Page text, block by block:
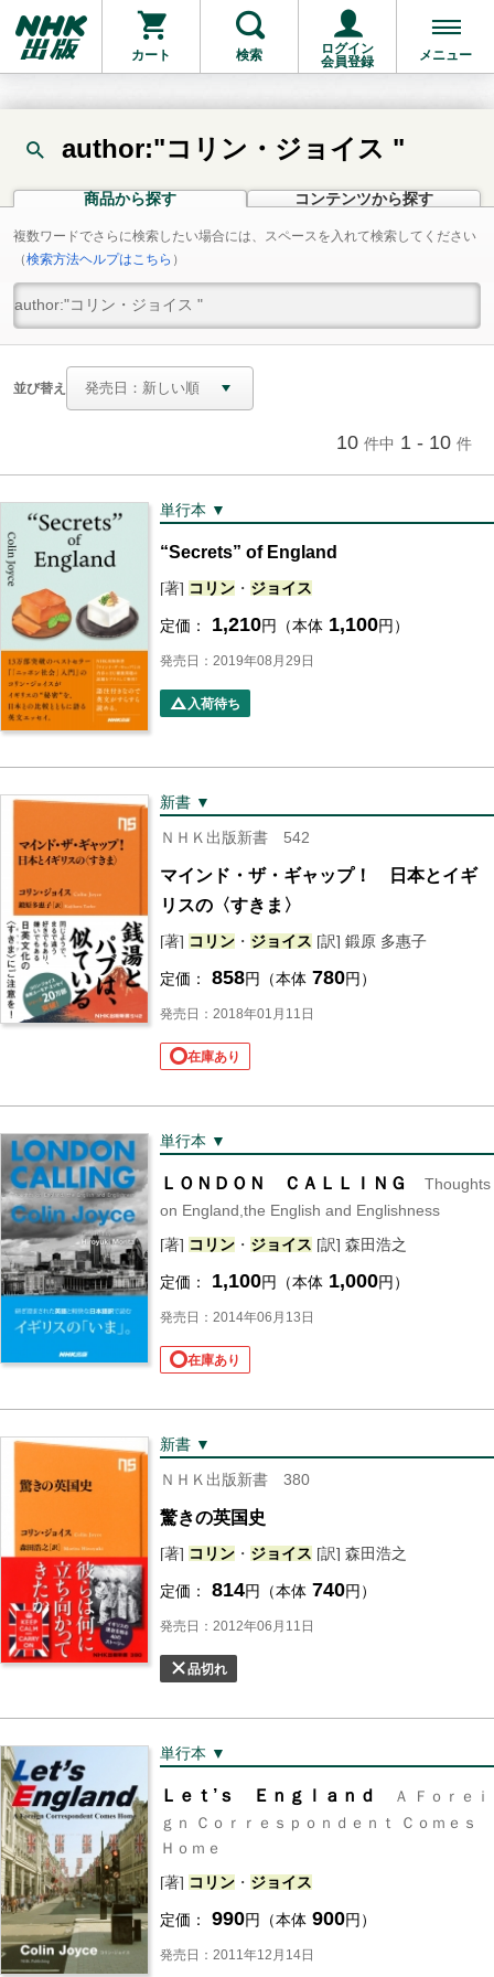
カート 検索
ログイン
会員登録
メニュー
author:"コリン・ジョイス "
商品から探す コンテンツから探す
複数ワードでさらに検索したい場合には、スペースを入れて検索してください
（検索方法ヘルプはこちら ）
並び替え
10 件中 1 - 10 件
単行本 ▼
“Secrets” of England
[著] コリン ・ ジョイス
定価： 1,210円（本体 1,100円）
発売日：2019年08月29日
入荷待ち
新書 ▼
ＮＨＫ出版新書 542
マインド・ザ・ギャップ！ 日本とイギ
リスの〈すきま〉
[著] コリン ・ ジョイス [訳] 鍛原 多惠子
定価： 858円（本体 780円）
発売日：2018年01月11日
在庫あり
単行本 ▼
ＬＯＮＤＯＮ ＣＡＬＬＩＮＧ
Thoughts
on England,the English and Englishness
[著] コリン ・ ジョイス [訳] 森田浩之
定価： 1,100円（本体 1,000円）
発売日：2014年06月13日
在庫あり
新書 ▼
ＮＨＫ出版新書 380
驚きの英国史
[著] コリン ・ ジョイス [訳] 森田浩之
定価： 814円（本体 740円）
発売日：2012年06月11日
品切れ
単行本 ▼
Ｌｅｔ’ｓ Ｅｎｇｌａｎｄ
Ａ Ｆｏｒｅｉ
ｇｎ Ｃｏｒｒｅｓｐｏｎｄｅｎｔ Ｃｏｍｅｓ
Ｈｏｍｅ
[著] コリン ・ ジョイス
定価： 990円（本体 900円）
発売日：2011年12月14日